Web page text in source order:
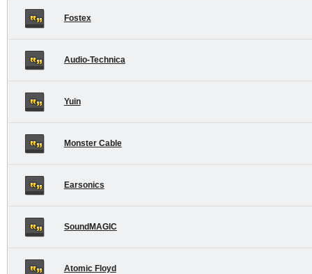
Fostex
Audio-Technica
Yuin
Monster Cable
Earsonics
SoundMAGIC
Atomic Floyd